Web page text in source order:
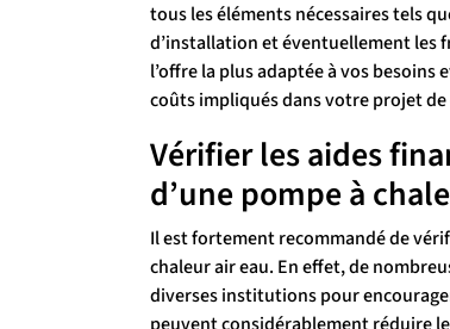
tous les éléments nécessaires tels
d’installation et éventuellement les
l’offre la plus adaptée à vos
coûts impliqués dans votre projet
Vérifier les aides
d’une pompe à
Il est fortement recommandé de
chaleur air eau. En effet, de
diverses institutions pour